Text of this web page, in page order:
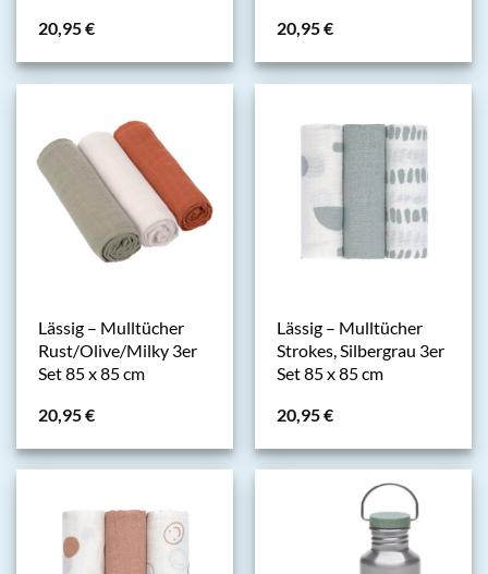
20,95€
20,95€
Lässig – Mulltücher
Rust/Olive/Milky 3er
Set 85 x 85 cm
20,95€
Lässig – Mulltücher
Strokes, Silbergrau 3er
Set 85 x 85 cm
20,95€